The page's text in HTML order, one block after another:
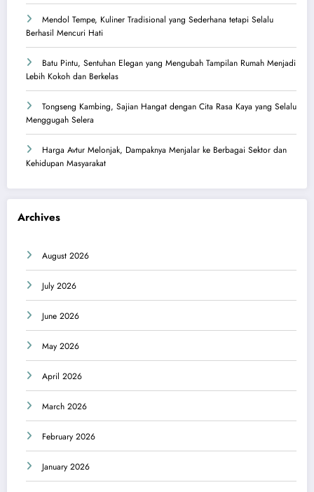
Mendol Tempe, Kuliner Tradisional yang Sederhana tetapi Selalu
Berhasil Mencuri Hati
Batu Pintu, Sentuhan Elegan yang Mengubah Tampilan Rumah Menjadi
Lebih Kokoh dan Berkelas
Tongseng Kambing, Sajian Hangat dengan Cita Rasa Kaya yang Selalu
Menggugah Selera
Harga Avtur Melonjak, Dampaknya Menjalar ke Berbagai Sektor dan
Kehidupan Masyarakat
Archives
August 2026
July 2026
June 2026
May 2026
April 2026
March 2026
February 2026
January 2026